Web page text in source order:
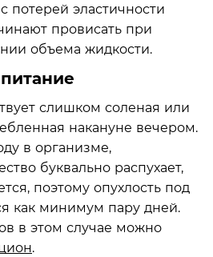
потерей эластичности
провисать при
объема жидкости.
слишком соленая или
накануне вечером.
в организме,
буквально распухает,
поэтому опухлость под
как минимум пару дней.
в этом случае можно
.